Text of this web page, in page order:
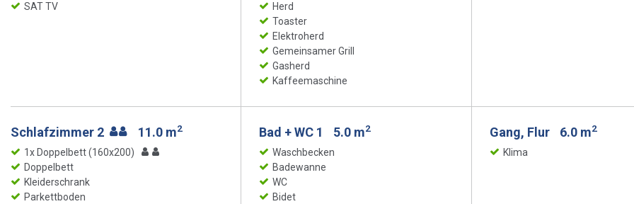
SAT TV
Herd
Toaster
Elektroherd
Gemeinsamer Grill
Gasherd
Kaffeemaschine
Schlafzimmer 2 11.0 m2
1x Doppelbett (160x200)
Doppelbett
Kleiderschrank
Parkettboden
Bad + WC 1 5.0 m2
Waschbecken
Badewanne
WC
Bidet
Gang, Flur 6.0 m2
Klima